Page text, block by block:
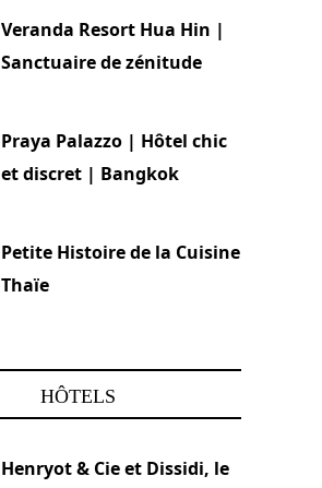
Veranda Resort Hua Hin |
Sanctuaire de zénitude
Praya Palazzo | Hôtel chic
et discret | Bangkok
Petite Histoire de la Cuisine
Thaïe
HÔTELS
Henryot & Cie et Dissidi, le